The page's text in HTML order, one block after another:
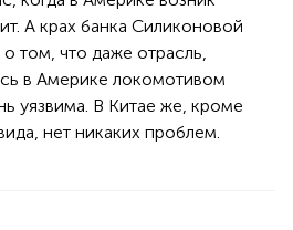
А крах банка Силиконовой
том, что даже отрасль,
в Америке локомотивом
уязвима. В Китае же, кроме
нет никаких проблем.